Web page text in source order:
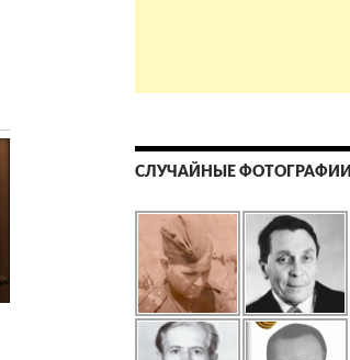
СЛУЧАЙНЫЕ ФОТОГРАФИИ